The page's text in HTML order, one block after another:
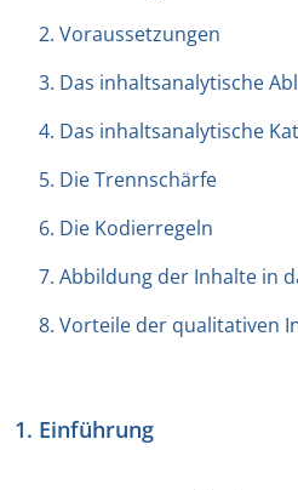
2. Voraussetzungen
3. Das inhaltsanalytische
4. Das inhaltsanalytische
5. Die Trennschärfe
6. Die Kodierregeln
7. Abbildung der Inhalte in
8. Vorteile der qualitativen
1. Einführung